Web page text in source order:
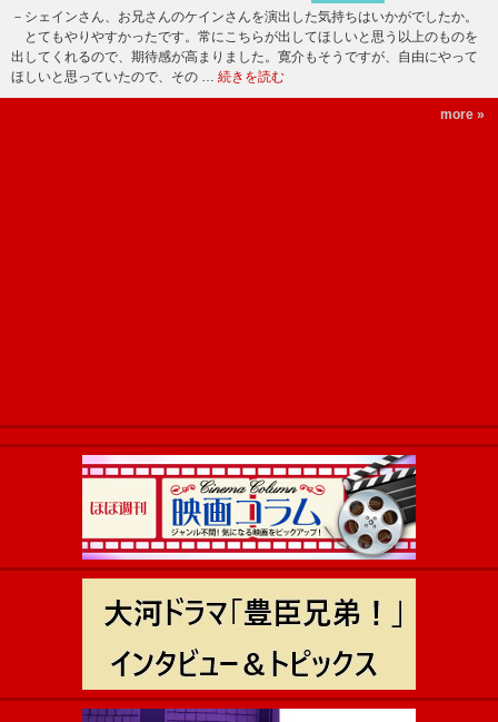
－シェインさん、お兄さんのケインさんを演出した気持ちはいかがでしたか。
とてもやりやすかったです。常にこちらが出してほしいと思う以上のものを
出してくれるので、期待感が高まりました。寛介もそうですが、自由にやって
ほしいと思っていたので、その … 続きを読む
more »